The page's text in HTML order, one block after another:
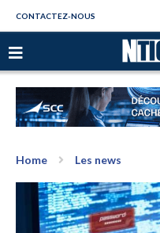
CONTACTEZ-NOUS
Home Les news